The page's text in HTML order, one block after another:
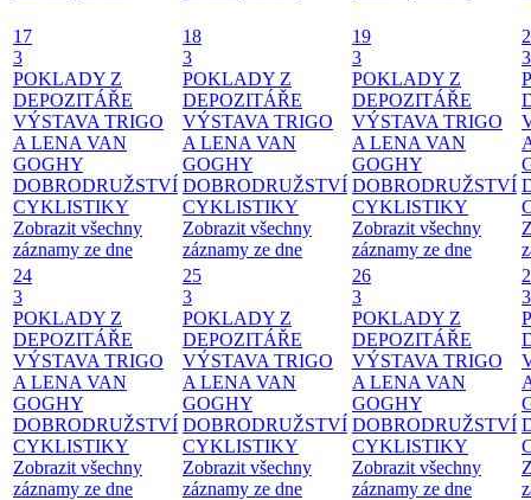
17
3
POKLADY Z
DEPOZITÁŘE
VÝSTAVA TRIGO
A LENA VAN
GOGHY
DOBRODRUŽSTVÍ
CYKLISTIKY
Zobrazit všechny
záznamy ze dne
18
3
POKLADY Z
DEPOZITÁŘE
VÝSTAVA TRIGO
A LENA VAN
GOGHY
DOBRODRUŽSTVÍ
CYKLISTIKY
Zobrazit všechny
záznamy ze dne
19
3
POKLADY Z
DEPOZITÁŘE
VÝSTAVA TRIGO
A LENA VAN
GOGHY
DOBRODRUŽSTVÍ
CYKLISTIKY
Zobrazit všechny
záznamy ze dne
3
24
3
POKLADY Z
DEPOZITÁŘE
VÝSTAVA TRIGO
A LENA VAN
GOGHY
DOBRODRUŽSTVÍ
CYKLISTIKY
Zobrazit všechny
záznamy ze dne
25
3
POKLADY Z
DEPOZITÁŘE
VÝSTAVA TRIGO
A LENA VAN
GOGHY
DOBRODRUŽSTVÍ
CYKLISTIKY
Zobrazit všechny
záznamy ze dne
26
3
POKLADY Z
DEPOZITÁŘE
VÝSTAVA TRIGO
A LENA VAN
GOGHY
DOBRODRUŽSTVÍ
CYKLISTIKY
Zobrazit všechny
záznamy ze dne
3